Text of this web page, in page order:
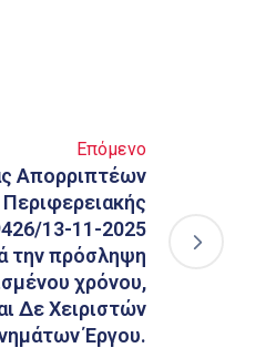
Επόμενο
Απορριπτέων
13-11-2025
πρόσληψη
χρόνου,
Δε Χειριστών
Έργου.